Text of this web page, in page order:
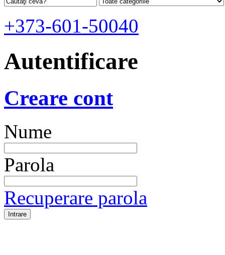
+373-601-50040
Autentificare
Creare cont
Nume
Parola
Recuperare parola